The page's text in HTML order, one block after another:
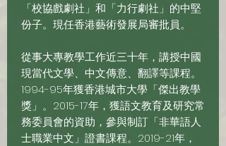
「校協戲劇社」和「力行劇社」的中堅
份子。現任香港藝術發展局審批員。
從事大專教學工作近三十年，講授中國
現當代文學、中文傳意、翻譯等課程。
1994-95年獲香港城市大學「傑出教學
獎」。2015-17年，獲語文教育及研究常
務委員會的資助，參與制訂「非華語人
士職業中文」證書課程。2019-21年，